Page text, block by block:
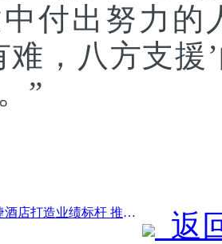
付出努力的
难，八方支
”
前一篇：城市便捷酒店打造业绩标杆 推动行业向上发展
返